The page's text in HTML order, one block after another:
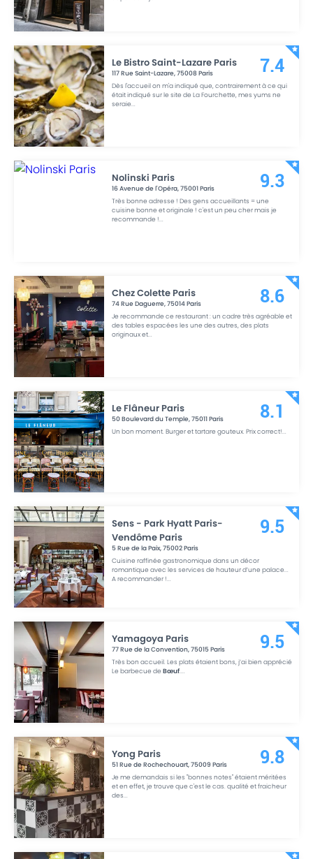
Le Bistro Saint-Lazare Paris
117 Rue Saint-Lazare,75008 Paris
Dès l'accueil on m'a indiqué que, contrairement à ce qui
était indiqué sur le site de La Fourchette, mes yums ne
seraie...
7.4
Nolinski Paris
16 Avenue de l'Opéra,75001Paris
Très bonne adresse ! Des gens accueillants = une
cuisine bonne et originale ! c'est un peu cher mais je
recommande !...
9.3
Chez Colette Paris
74 Rue Daguerre,75014Paris
Je recommande ce restaurant : un cadre très agréable et
des tables espacées les une des autres, des plats
originaux et...
8.6
Le Flâneur Paris
50 Boulevard du Temple,75011Paris
Un bon moment. Burger et tartare gouteux. Prix correct!...
8.1
Sens - Park Hyatt Paris-
Vendôme Paris
5 Rue de la Paix,75002Paris
Cuisine raffinée gastronomique dans un décor
romantique avec les services de hauteur d’une palace...
A recommander !...
9.5
Yamagoya Paris
77 Rue de la Convention,75015Paris
Très bon accueil. Les plats étaient bons, j’ai bien apprécié
Le barbecue deBœuf....
9.5
Yong Paris
51 Rue de Rochechouart,75009 Paris
Je me demandais si les "bonnes notes" étaient méritées
et en effet, je trouve que c'est le cas. qualité et fraicheur
des...
9.8